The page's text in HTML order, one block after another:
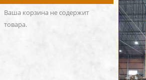
Ваша корзина не содержит
товара.